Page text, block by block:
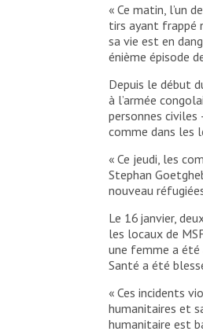
« Ce matin, l’un
tirs ayant frappé
sa vie est en
énième épisode
Depuis le début
à l’armée
personnes
comme dans les
« Ce jeudi, les
Stephan
nouveau
Le 16 janvier,
les locaux de
une femme a été
Santé a été
« Ces incidents
humanitaires et
humanitaire est